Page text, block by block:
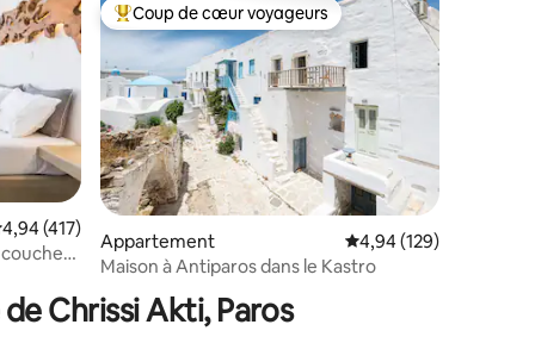
: 4,98 sur 5
appréciés
moyenne sur la base de 417 commentaires : 4,94 sur 5
4,94 (417)
Coups de cœur voyageurs les plus appréciés
Coup de cœur voyageurs
Appartement Évaluation moyenne
4,94 (129)
Maison à Antiparos dans le Kastro
Chrissi Akti, Paros